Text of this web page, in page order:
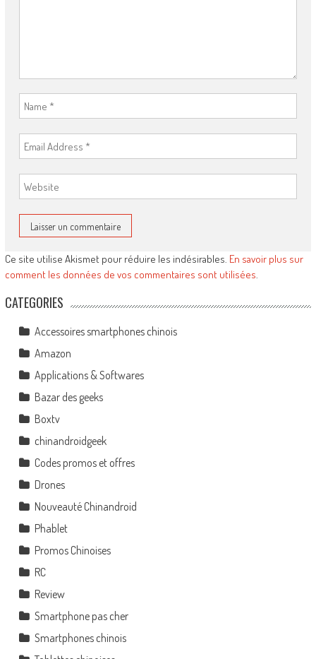
Ce site utilise Akismet pour réduire les indésirables. En savoir plus sur
comment les données de vos commentaires sont utilisées.
CATEGORIES
Accessoires smartphones chinois
Amazon
Applications & Softwares
Bazar des geeks
Boxtv
chinandroidgeek
Codes promos et offres
Drones
Nouveauté Chinandroid
Phablet
Promos Chinoises
RC
Review
Smartphone pas cher
Smartphones chinois